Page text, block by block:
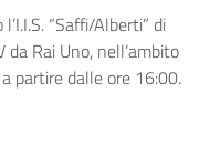
“Saffi/Alberti” di
Rai Uno, nell’ambito
partire dalle ore 16:00.